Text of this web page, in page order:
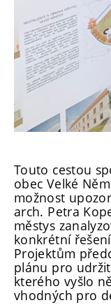
Touto cestou
obec Velké
možnost
arch. Petra
městys
konkrétní
Projektům
plánu pro
kterého vyšlo
vhodných pro